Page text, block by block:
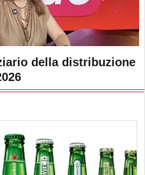
della distribuzione